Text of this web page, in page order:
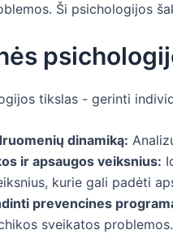
Ši psichologijos
tikslas - gerinti
dinamiką:
ir apsaugos veiksnius:
kurie gali padėti
prevencines
sveikatos problemos.